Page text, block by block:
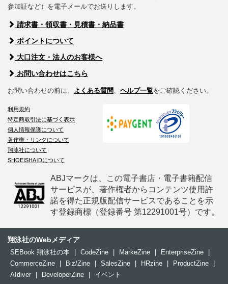
参加証など）を電子メールでお送りします。
請求書・領収書・見積書・納品書
ポイントについて
大口注文・法人のお客様へ
お問い合わせはこちら
お問い合わせの前に、 よくある質問、 ヘルプ一覧をご確認ください。
利用規約
特定商取引法に基づく表示
個人情報保護について
著作権・リンクについて
翔泳社について
SHOEISHA iDについて
ABJマークは、この電子書店・電子書籍配信
サービスが、著作権者からコンテンツ使用許
諾を得た正規版配信サービスであることを示
す登録商標（登録番号 第12291001号）です。
翔泳社のWebメディア
SEBook 翔泳社の本 CodeZine MarkeZine EnterpriseZine
CommerceZine
Biz/Zine SalesZine HRzine ProductZine
AIdiver
DeveloperZine イベント